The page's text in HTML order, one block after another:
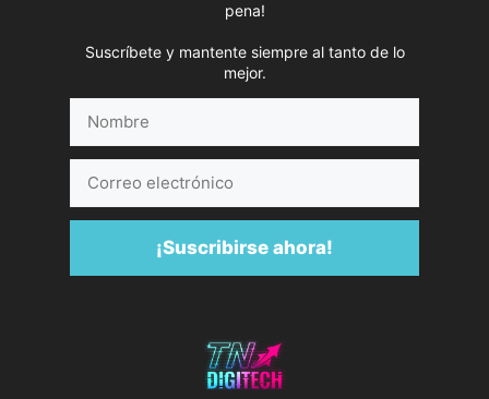
pena!
Suscríbete y mantente siempre al tanto de lo
mejor.
electrónico
¡Suscribirse ahora!